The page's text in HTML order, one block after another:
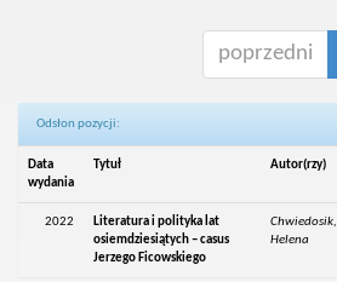
poprzedni
Odsłon pozycji:
Data
wydania
Tytuł Autor(rzy)
2022
Literatura i polityka lat
osiemdziesiątych – casus
Jerzego Ficowskiego
Chwiedosik,
Helena